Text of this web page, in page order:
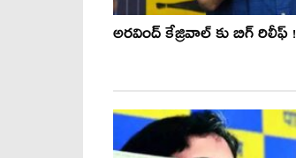
అరవింద్ కేజ్రివాల్ కు బిగ్ రిలీఫ్ !